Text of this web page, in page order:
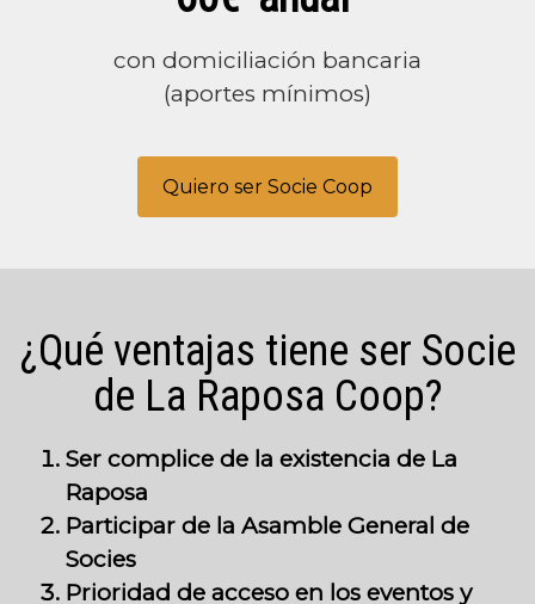
con domiciliación bancaria
(aportes mínimos)
Quiero ser Socie Coop
¿Qué ventajas tiene ser Socie
de La Raposa Coop?
Ser complice de la existencia de La
Raposa
Participar de la Asamble General de
Socies
Prioridad de acceso en los eventos y